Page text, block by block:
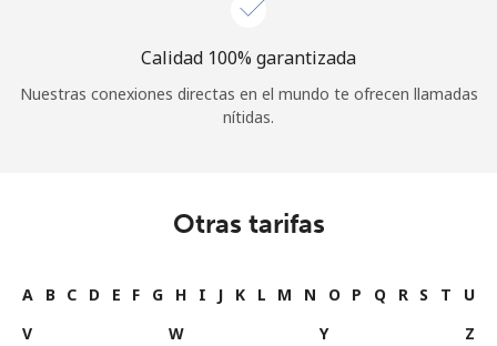
Calidad 100% garantizada
Nuestras conexiones directas en el mundo te ofrecen llamadas
nítidas.
Otras tarifas
A B C D E F G H I J K L M N O P Q R S T
U
V
W Y Z